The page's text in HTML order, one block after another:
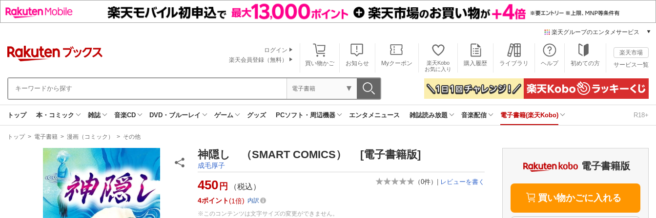
楽天グループのエンタメサービス
本/ゲーム/CD/DVD
楽天ブックス
電子書籍
楽天Kobo
雑誌読み放題
楽天ミュージック
楽天TV
動画配信ガイド
Rakuten PLAY
Rチャンネル
買い物かご お知らせ Myクーポン
楽天Kobo
お気に入り
購入履歴 ライブラリ ヘルプ 初めての方
楽天市場
サービス一覧
ログイン
楽天会員登録（無料）
電子書籍
トップ 本・コミック 雑誌 音楽CD DVD・ブルーレイ ゲーム グッズ PCソフト・周辺機器 エンタメニュース 雑誌読み放題 音楽配信 電子書籍(楽天Kobo) R18+
現
トップ > 電子書籍 > 漫画（コミック） > その他
神隠し （SMART COMICS） [電子書籍版]
成毛厚子
（0件） | レビューを書く
450 円 （税込）
4ポイント 1倍
内訳
※このコンテンツは文字サイズの変更ができません。
電子書籍版
買い物かごに入れる